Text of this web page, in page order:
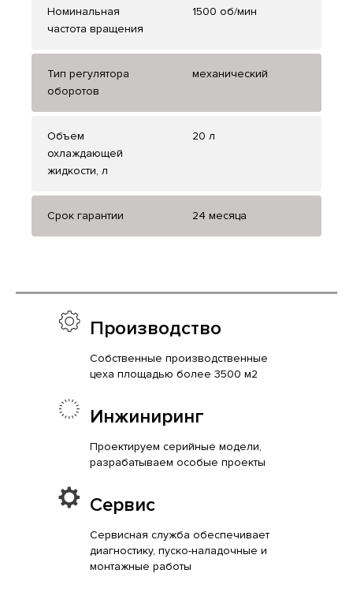
Номинальная
частота вращения
1500 об/мин
Тип регулятора
оборотов
механический
Объем
охлаждающей
жидкости, л
20 л
Срок гарантии 24 месяца
Производство
Собственные производственные
цеха площадью более 3500 м2
Инжиниринг
Проектируем серийные модели,
разрабатываем особые проекты
Сервис
Сервисная служба обеспечивает
диагностику, пуско-наладочные и
монтажные работы